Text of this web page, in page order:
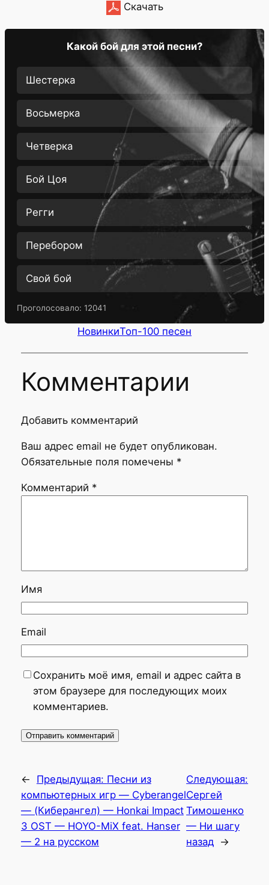
Скачать
Какой бой для этой песни?
Шестерка
Восьмерка
Четверка
Бой Цоя
Регги
Перебором
Свой бой
Проголосовало: 12041
НовинкиТоп-100 песен
Комментарии
Добавить комментарий
Ваш адрес email не будет опубликован.
Обязательные поля помечены *
Комментарий *
Имя
Email
Сохранить моё имя, email и адрес сайта в
этом браузере для последующих моих
комментариев.
← Предыдущая: Песни из
компьютерных игр — Cyberangel
— (Киберангел) — Honkai Impact
3 OST — HOYO-MiX feat. Hanser
— 2 на русском
Следующая:
Сергей
Тимошенко
— Ни шагу
назад →